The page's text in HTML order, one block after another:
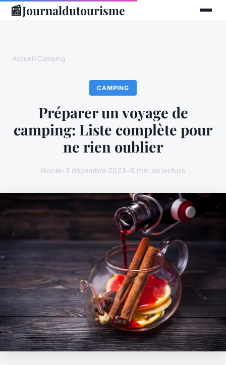
📰Journaldutourisme
Accueil›Camping
CAMPING
Préparer un voyage de
camping: Liste complète pour
ne rien oublier
léonie 3 décembre 2023 6 min de lecture